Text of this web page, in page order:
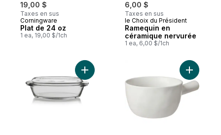
19,00 $
Taxes en sus
Corningware
Plat de 24 oz
1 ea, 19,00 $/1ch
6,00 $
Taxes en sus
le Choix du Président
Ramequin en
céramique nervurée
1 ea, 6,00 $/1ch
Ajouter Plat à gratin ovale de 1,6 litre
Ajouter